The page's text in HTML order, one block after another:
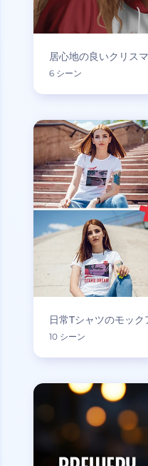
居心地の良いクリス
6 シーン
日常Tシャツのモック
10 シーン